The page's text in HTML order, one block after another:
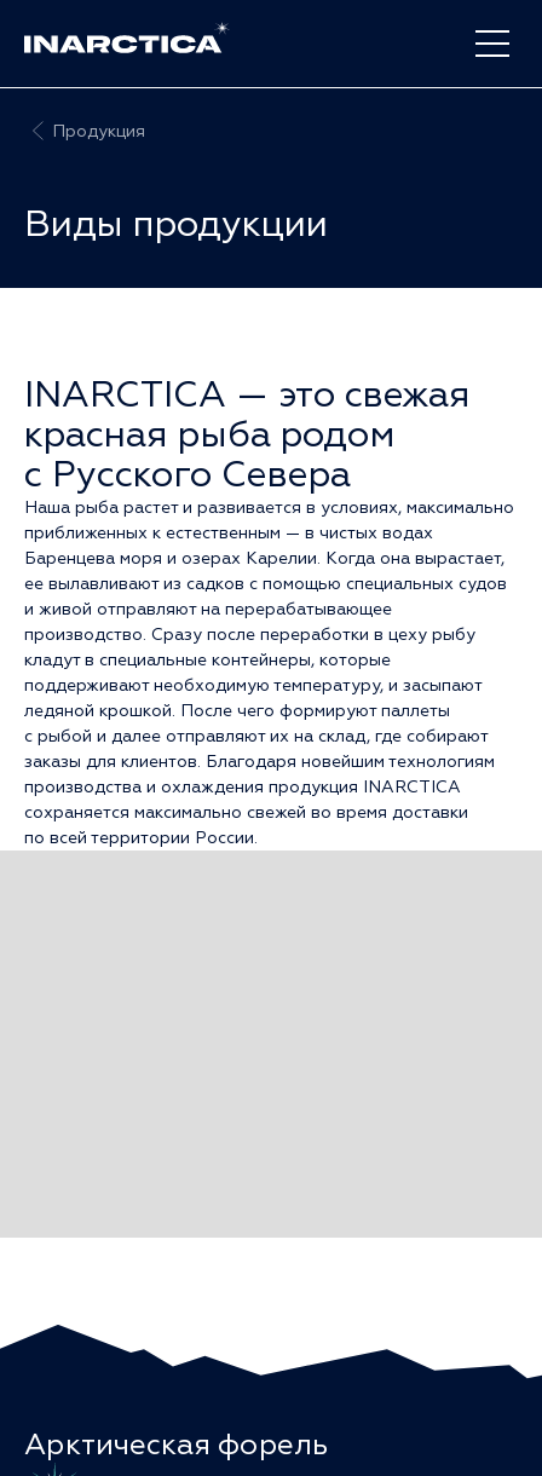
Продукция
Виды продукции
INARCTICA — это свежая
красная рыба родом
с Русского Севера
Наша рыба растет и развивается в условиях, максимально
приближенных к естественным — в чистых водах
Баренцева моря и озерах Карелии. Когда она вырастает,
ее вылавливают из садков с помощью специальных судов
и живой отправляют на перерабатывающее
производство. Сразу после переработки в цеху рыбу
кладут в специальные контейнеры, которые
поддерживают необходимую температуру, и засыпают
ледяной крошкой. После чего формируют паллеты
с рыбой и далее отправляют их на склад, где собирают
заказы для клиентов. Благодаря новейшим технологиям
производства и охлаждения продукция INARCTICA
сохраняется максимально свежей во время доставки
по всей территории России.
Арктическая форель